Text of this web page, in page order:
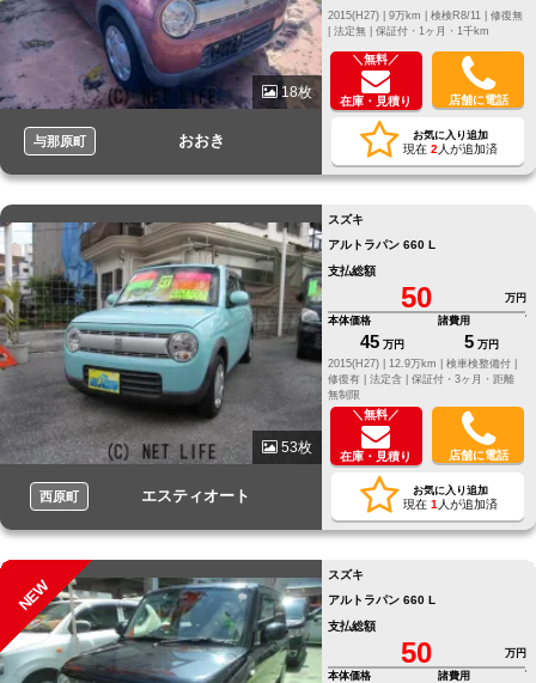
18枚
与那原町 おおき
修復無
法定無 | 保証付・1ヶ月・1千km
＼無料／
在庫・見積り 店舗に電話
お気に入り追加
現在 2 人が追加済
53枚
西原町 エスティオート
スズキ
アルトラパン 660 L
支払総額
50
万円
本体価格
45 万円
諸費用
5 万円
2015(H27) |
12.9万km |
検車検整備付 |
修復有 | 法定含 | 保証付・3ヶ月・距離
無制限
＼無料／
在庫・見積り 店舗に電話
お気に入り追加
現在 1 人が追加済
NEW
スズキ
アルトラパン 660 L
支払総額
50
万円
本体価格
諸費用